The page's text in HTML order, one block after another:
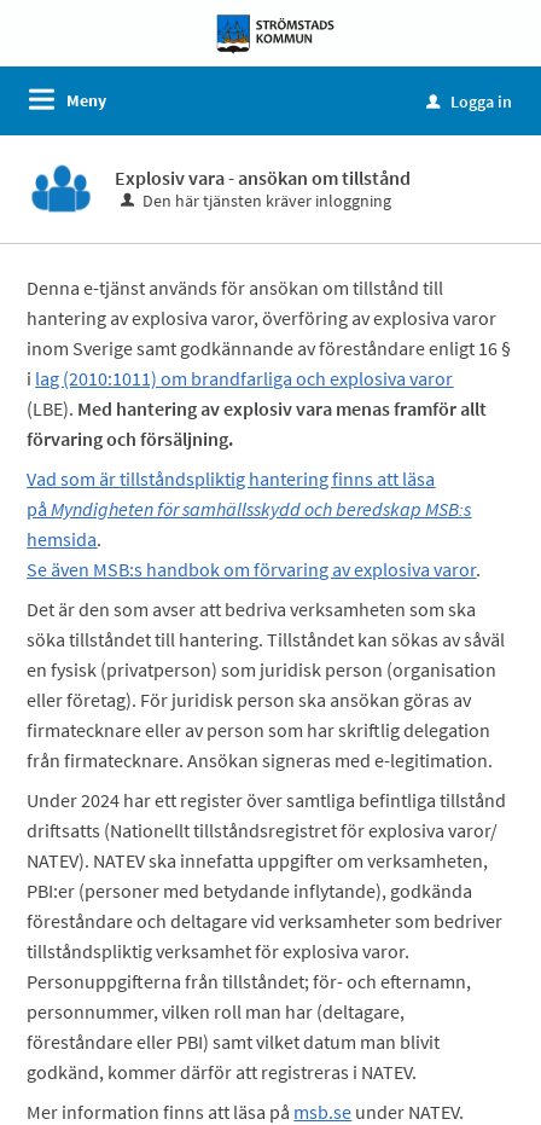
Meny u Logga in
Explosiv vara - ansökan om tillstånd
Den här tjänsten kräver inloggning
Denna e-tjänst används för ansökan om tillstånd till
hantering av explosiva varor, överföring av explosiva varor
inom Sverige samt godkännande av föreståndare enligt 16 §
i lag (2010:1011) om brandfarliga och explosiva varor
(LBE). Med hantering av explosiv vara menas framför allt
förvaring och försäljning.
Vad som är tillståndspliktig hantering finns att läsa
påMyndigheten för samhällsskydd och beredskap MSB:s
hemsida.
Se även MSB:s handbok om förvaring av explosiva varor.
Det är den som avser att bedriva verksamheten som ska
söka tillståndet till hantering. Tillståndet kan sökas av såväl
en fysisk (privatperson) som juridisk person (organisation
eller företag). För juridisk person ska ansökan göras av
firmatecknare eller av person som har skriftlig delegation
från firmatecknare. Ansökan signeras med e-legitimation.
Under 2024 har ett register över samtliga befintliga tillstånd
driftsatts (Nationellt tillståndsregistret för explosiva varor/
NATEV). NATEV ska innefatta uppgifter om verksamheten,
PBI:er (personer med betydande inflytande), godkända
föreståndare och deltagare vid verksamheter som bedriver
tillståndspliktig verksamhet för explosiva varor.
Personuppgifterna från tillståndet; för- och efternamn,
personnummer, vilken roll man har (deltagare,
föreståndare eller PBI) samt vilket datum man blivit
godkänd, kommer därför att registreras i NATEV.
Mer information finns att läsa på msb.se under NATEV.